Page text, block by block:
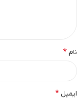
نام *
ایمیل *